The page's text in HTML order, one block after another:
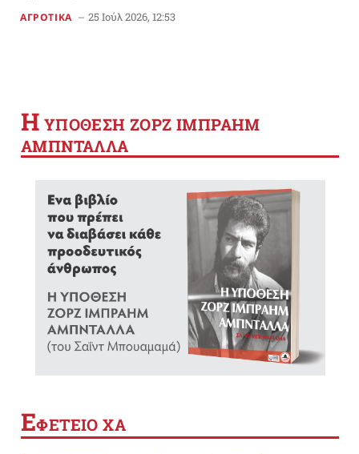
ΑΓΡΟΤΙΚΑ 25 Ιούλ 2026, 12:53
Η YΠΟΘΕΣΗ ΖΟΡΖ ΙΜΠΡΑΗΜ
ΑΜΠΝΤΑΛΛΑ
ΕΦΕΤΕΙΟ ΧΑ